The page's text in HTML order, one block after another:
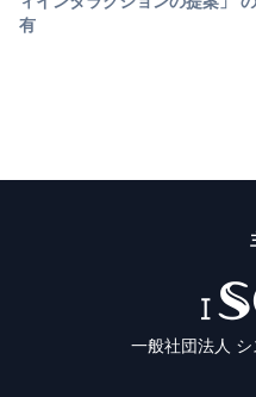
有
一般社団法人